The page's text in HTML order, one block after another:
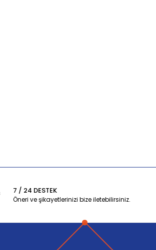
7 / 24 DESTEK
Öneri ve şikayetlerinizi bize iletebilirsiniz.